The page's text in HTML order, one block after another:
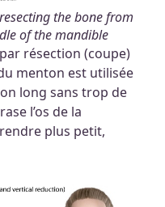
the bone from
of the mandible
résection (coupe)
menton est utilisée
long sans trop de
l’os de la
plus petit,